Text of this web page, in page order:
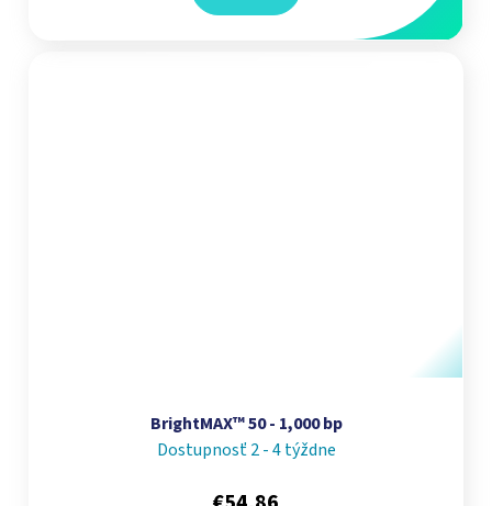
BrightMAX™ 50 - 1,000 bp
Dostupnosť 2 - 4 týždne